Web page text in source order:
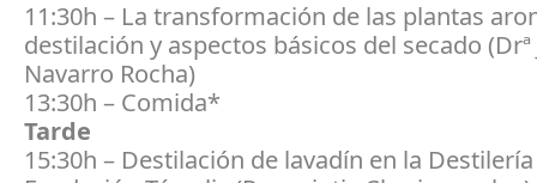
11:30h – La transformación de las plantas
destilación y aspectos básicos del secado (Drª
Navarro Rocha)
13:30h – Comida*
Tarde
15:30h – Destilación de lavadín en la